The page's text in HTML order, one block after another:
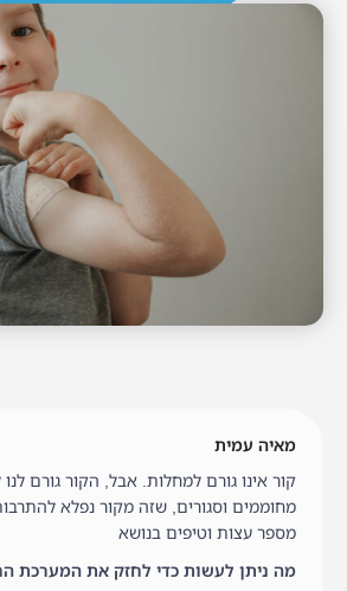
מאיה עמית
קור אינו גורם למחלות. אבל, הקור גורם
מחוממים וסגורים, שזה מקור נפלא
מספר עצות וטיפים בנושא
מה ניתן לעשות כדי לחזק את המערכת